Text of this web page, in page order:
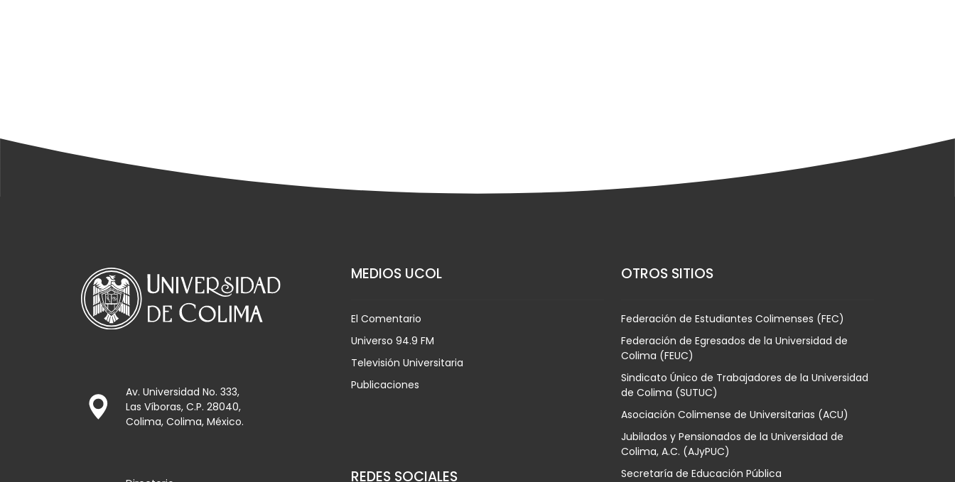
Av. Universidad No. 333,
Las Víboras, C.P. 28040,
Colima, Colima, México.
MEDIOS UCOL
El Comentario
Universo 94.9 FM
Televisión Universitaria
Publicaciones
REDES SOCIALES
OTROS SITIOS
Federación de Estudiantes Colimenses (FEC)
Federación de Egresados de la Universidad de
Colima (FEUC)
Sindicato Único de Trabajadores de la Universidad
de Colima (SUTUC)
Asociación Colimense de Universitarias (ACU)
Jubilados y Pensionados de la Universidad de
Colima, A.C. (AJyPUC)
Secretaría de Educación Pública